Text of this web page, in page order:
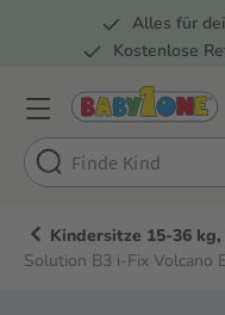
Zur Alles für
Kostenlose
Kindersitze 15-36
Solution B3 i-Fix Volcano